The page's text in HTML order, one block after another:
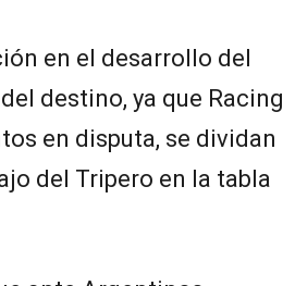
en el desarrollo del
destino, ya que Racing
en disputa, se dividan
del Tripero en la tabla